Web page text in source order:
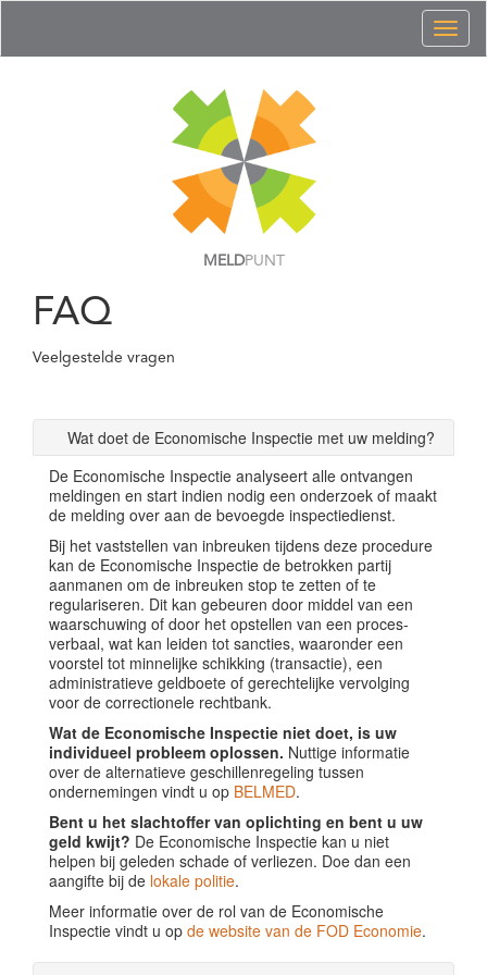
MELDPUNT
FAQ
Veelgestelde vragen
Wat doet de Economische Inspectie met uw melding?
De Economische Inspectie analyseert alle ontvangen
meldingen en start indien nodig een onderzoek of maakt
de melding over aan de bevoegde inspectiedienst.
Bij het vaststellen van inbreuken tijdens deze procedure
kan de Economische Inspectie de betrokken partij
aanmanen om de inbreuken stop te zetten of te
regulariseren. Dit kan gebeuren door middel van een
waarschuwing of door het opstellen van een proces-
verbaal, wat kan leiden tot sancties, waaronder een
voorstel tot minnelijke schikking (transactie), een
administratieve geldboete of gerechtelijke vervolging
voor de correctionele rechtbank.
Wat de Economische Inspectie niet doet, is uw
individueel probleem oplossen. Nuttige informatie
over de alternatieve geschillenregeling tussen
ondernemingen vindt u op BELMED.
Bent u het slachtoffer van oplichting en bent u uw
geld kwijt? De Economische Inspectie kan u niet
helpen bij geleden schade of verliezen. Doe dan een
aangifte bij de lokale politie.
Meer informatie over de rol van de Economische
Inspectie vindt u op de website van de FOD Economie.